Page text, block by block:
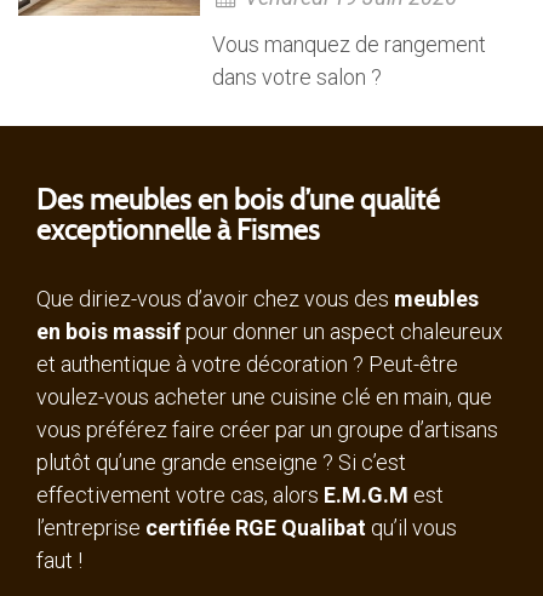
Vous manquez de rangement
dans votre salon ?
Des meubles en bois d’une qualité
exceptionnelle à Fismes
Que diriez-vous d’avoir chez vous des meubles
en bois massifpour donner un aspect chaleureux
et authentique à votre décoration ? Peut-être
voulez-vous acheter une cuisine clé en main, que
vous préférez faire créer par un groupe d’artisans
plutôt qu’une grande enseigne ? Si c’est
effectivement votre cas, alors E.M.G.M est
l’entreprise certifiée RGE Qualibat qu’il vous
faut !